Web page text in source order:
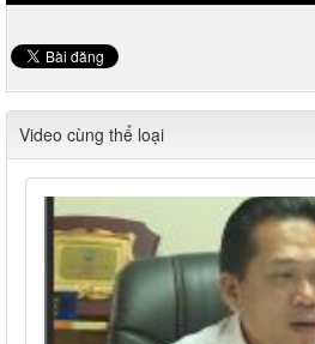
Video cùng thể loại